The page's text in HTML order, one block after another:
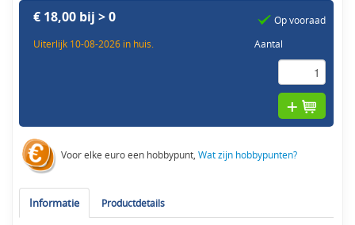
€ 18,00 bij > 0
Uiterlijk 10-08-2026 in huis.
Op vooraad
Aantal
Voor elke euro een hobbypunt,Wat zijn hobbypunten?
Informatie Productdetails